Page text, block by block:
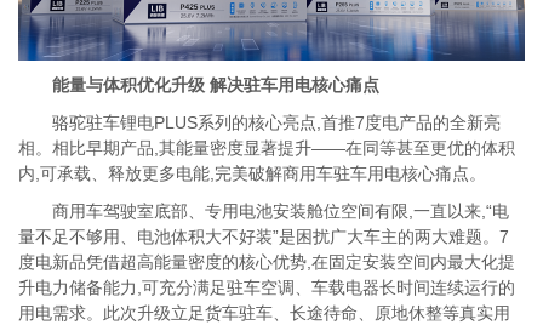
能量与体积优化升级 解决驻车用电核心痛点
骆驼驻车锂电PLUS系列的核心亮点,首推7度电产品的全新亮
相。相比早期产品,其能量密度显著提升——在同等甚至更优的体积
内,可承载、释放更多电能,完美破解商用车驻车用电核心痛点。
商用车驾驶室底部、专用电池安装舱位空间有限,一直以来,“电
量不足不够用、电池体积大不好装”是困扰广大车主的两大难题。7
度电新品凭借超高能量密度的核心优势,在固定安装空间内最大化提
升电力储备能力,可充分满足驻车空调、车载电器长时间连续运行的
用电需求。此次升级立足货车驻车、长途待命、原地休整等真实用